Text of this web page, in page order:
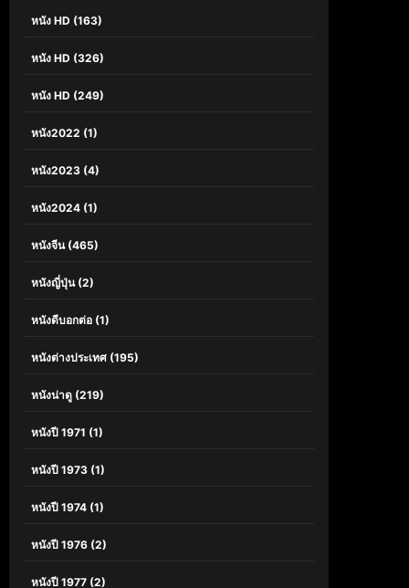
หนัง HD (163)
หนัง HD (326)
หนัง HD (249)
หนัง2022 (1)
หนัง2023 (4)
หนัง2024 (1)
หนังจีน(465)
หนังญี่ปุ่น(2)
หนังดีบอกต่อ (1)
หนังต่างประเทศ (195)
หนังน่าดู (219)
หนังปี 1971 (1)
หนังปี 1973 (1)
หนังปี 1974 (1)
หนังปี 1976 (2)
หนังปี 1977 (2)